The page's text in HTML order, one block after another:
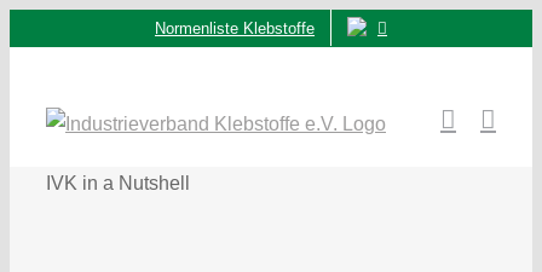
Normenliste Klebstoffe
IVK in a Nutshell